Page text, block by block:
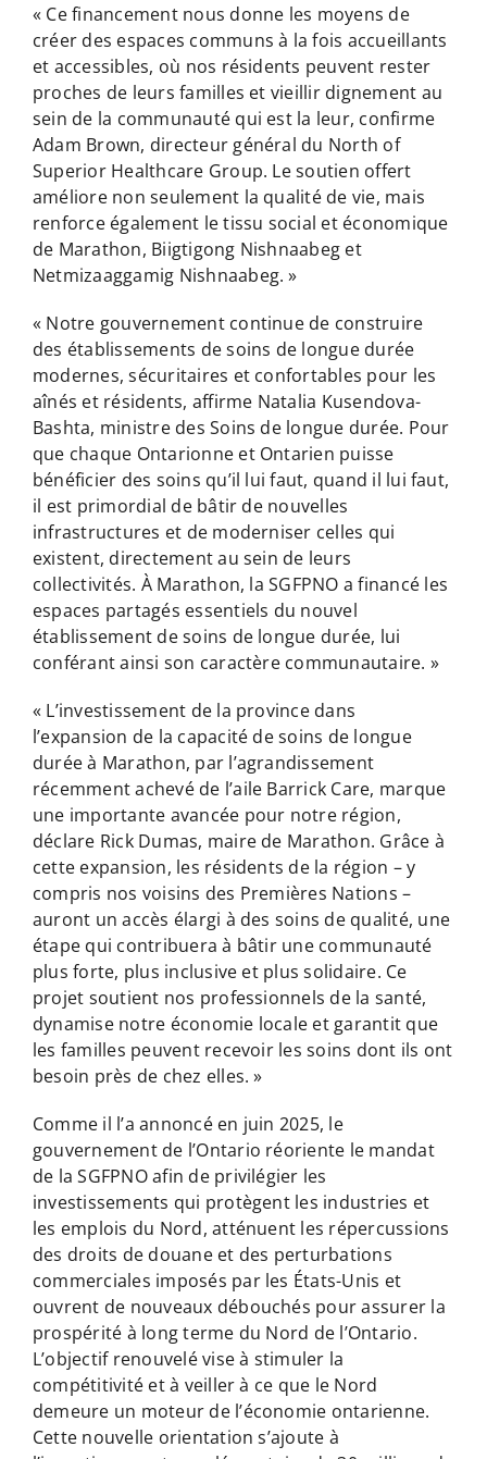
« Ce financement nous donne les moyens de
créer des espaces communs à la fois accueillants
et accessibles, où nos résidents peuvent rester
proches de leurs familles et vieillir dignement au
sein de la communauté qui est la leur, confirme
Adam Brown, directeur général du North of
Superior Healthcare Group. Le soutien offert
améliore non seulement la qualité de vie, mais
renforce également le tissu social et économique
de Marathon, Biigtigong Nishnaabeg et
Netmizaaggamig Nishnaabeg. »
« Notre gouvernement continue de construire
des établissements de soins de longue durée
modernes, sécuritaires et confortables pour les
aînés et résidents, affirme Natalia Kusendova-
Bashta, ministre des Soins de longue durée. Pour
que chaque Ontarionne et Ontarien puisse
bénéficier des soins qu’il lui faut, quand il lui faut,
il est primordial de bâtir de nouvelles
infrastructures et de moderniser celles qui
existent, directement au sein de leurs
collectivités. À Marathon, la SGFPNO a financé les
espaces partagés essentiels du nouvel
établissement de soins de longue durée, lui
conférant ainsi son caractère communautaire. »
« L’investissement de la province dans
l’expansion de la capacité de soins de longue
durée à Marathon, par l’agrandissement
récemment achevé de l’aile Barrick Care, marque
une importante avancée pour notre région,
déclare Rick Dumas, maire de Marathon. Grâce à
cette expansion, les résidents de la région – y
compris nos voisins des Premières Nations –
auront un accès élargi à des soins de qualité, une
étape qui contribuera à bâtir une communauté
plus forte, plus inclusive et plus solidaire. Ce
projet soutient nos professionnels de la santé,
dynamise notre économie locale et garantit que
les familles peuvent recevoir les soins dont ils ont
besoin près de chez elles. »
Comme il l’a annoncé en juin 2025, le
gouvernement de l’Ontario réoriente le mandat
de la SGFPNO afin de privilégier les
investissements qui protègent les industries et
les emplois du Nord, atténuent les répercussions
des droits de douane et des perturbations
commerciales imposés par les États-Unis et
ouvrent de nouveaux débouchés pour assurer la
prospérité à long terme du Nord de l’Ontario.
L’objectif renouvelé vise à stimuler la
compétitivité et à veiller à ce que le Nord
demeure un moteur de l’économie ontarienne.
Cette nouvelle orientation s’ajoute à